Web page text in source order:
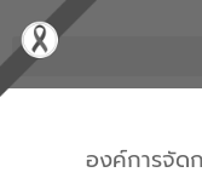
องค์การจัด